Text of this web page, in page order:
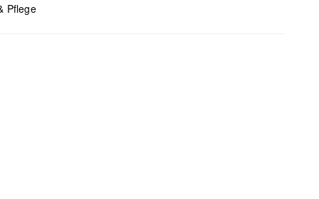
x B x T (cm): 12 x 29,5 x 9
Pflege